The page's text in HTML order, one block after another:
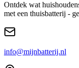
Ontdek wat
met een thuisbatterij -
info@mijnbatterij.nl